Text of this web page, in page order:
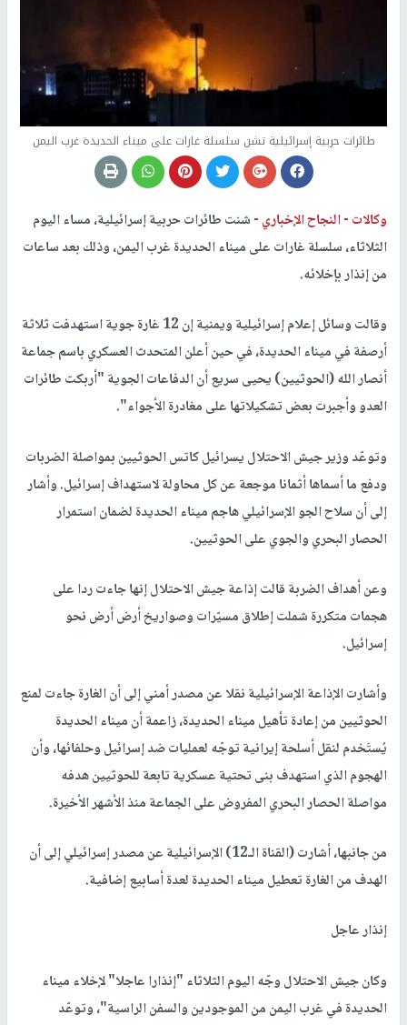
طائرات حربية إسرائيلية تشن سلسلة غارات على ميناء الحديدة غرب اليمن
وكالات -النجاح الإخباري -شنت طائرات حربية إسرائيلية، مساء اليوم
الثلاثاء، سلسلة غارات على ميناء الحديدة غرب اليمن، وذلك بعد ساعات
من إنذار بإخلائه.
وقالت وسائل إعلام إسرائيلية ويمنية إن 12 غارة جوية استهدفت ثلاثة
أرصفة في ميناء الحديدة، في حين أعلن المتحدث العسكري باسم جماعة
أنصار الله (الحوثيين) يحيى سريع أن الدفاعات الجوية "أربكت طائرات
العدو وأجبرت بعض تشكيلاتها على مغادرة الأجواء".
وتوعّد وزير جيش الاحتلال يسرائيل كاتس الحوثيين بمواصلة الضربات
ودفع ما أسماها أثمانا موجعة عن كل محاولة لاستهداف إسرائيل. وأشار
إلى أن سلاح الجو الإسرائيلي هاجم ميناء الحديدة لضمان استمرار
الحصار البحري والجوي على الحوثيين.
وعن أهداف الضربة قالت إذاعة جيش الاحتلال إنها جاءت ردا على
هجمات متكررة شملت إطلاق مسيّرات وصواريخ أرض أرض نحو
إسرائيل.
وأشارت الإذاعة الإسرائيلية نقلا عن مصدر أمني إلى أن الغارة جاءت لمنع
الحوثيين من إعادة تأهيل ميناء الحديدة، زاعمة أن ميناء الحديدة
يُستَخدم لنقل أسلحة إيرانية توجّه لعمليات ضد إسرائيل وحلفائها، وأن
الهجوم الذي استهدف بنى تحتية عسكرية تابعة للحوثيين هدفه
مواصلة الحصار البحري المفروض على الجماعة منذ الأشهر الأخيرة.
من جانبها، أشارت (القناة الـ12) الإسرائيلية عن مصدر إسرائيلي إلى أن
الهدف من الغارة تعطيل ميناء الحديدة لعدة أسابيع إضافية.
إنذار عاجل
وكان جيش الاحتلال وجّه اليوم الثلاثاء "إنذارا عاجلا" لإخلاء ميناء
الحديدة في غرب اليمن من الموجودين والسفن الراسية"، وتوعّد